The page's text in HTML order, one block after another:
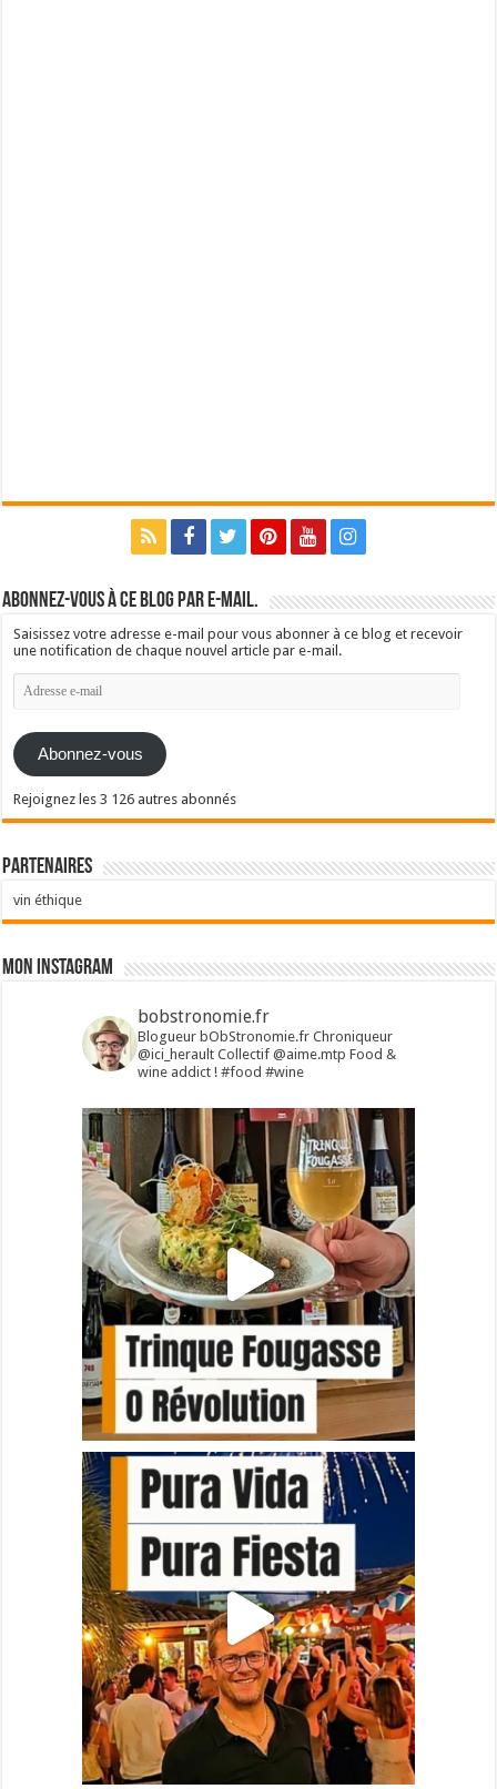
Abonnez-vous à ce blog par e-mail.
Saisissez votre adresse e-mail pour vous abonner à ce blog et recevoir
une notification de chaque nouvel article par e-mail.
Adresse
e-
Abonnez-vous
Rejoignez les 3 126 autres abonnés
Partenaires
vin éthique
Mon Instagram
bobstronomie.fr
Blogueur bObStronomie.fr Chroniqueur
@ici_heraultCollectif @aime.mtp Food &
wine addict !#food #wine